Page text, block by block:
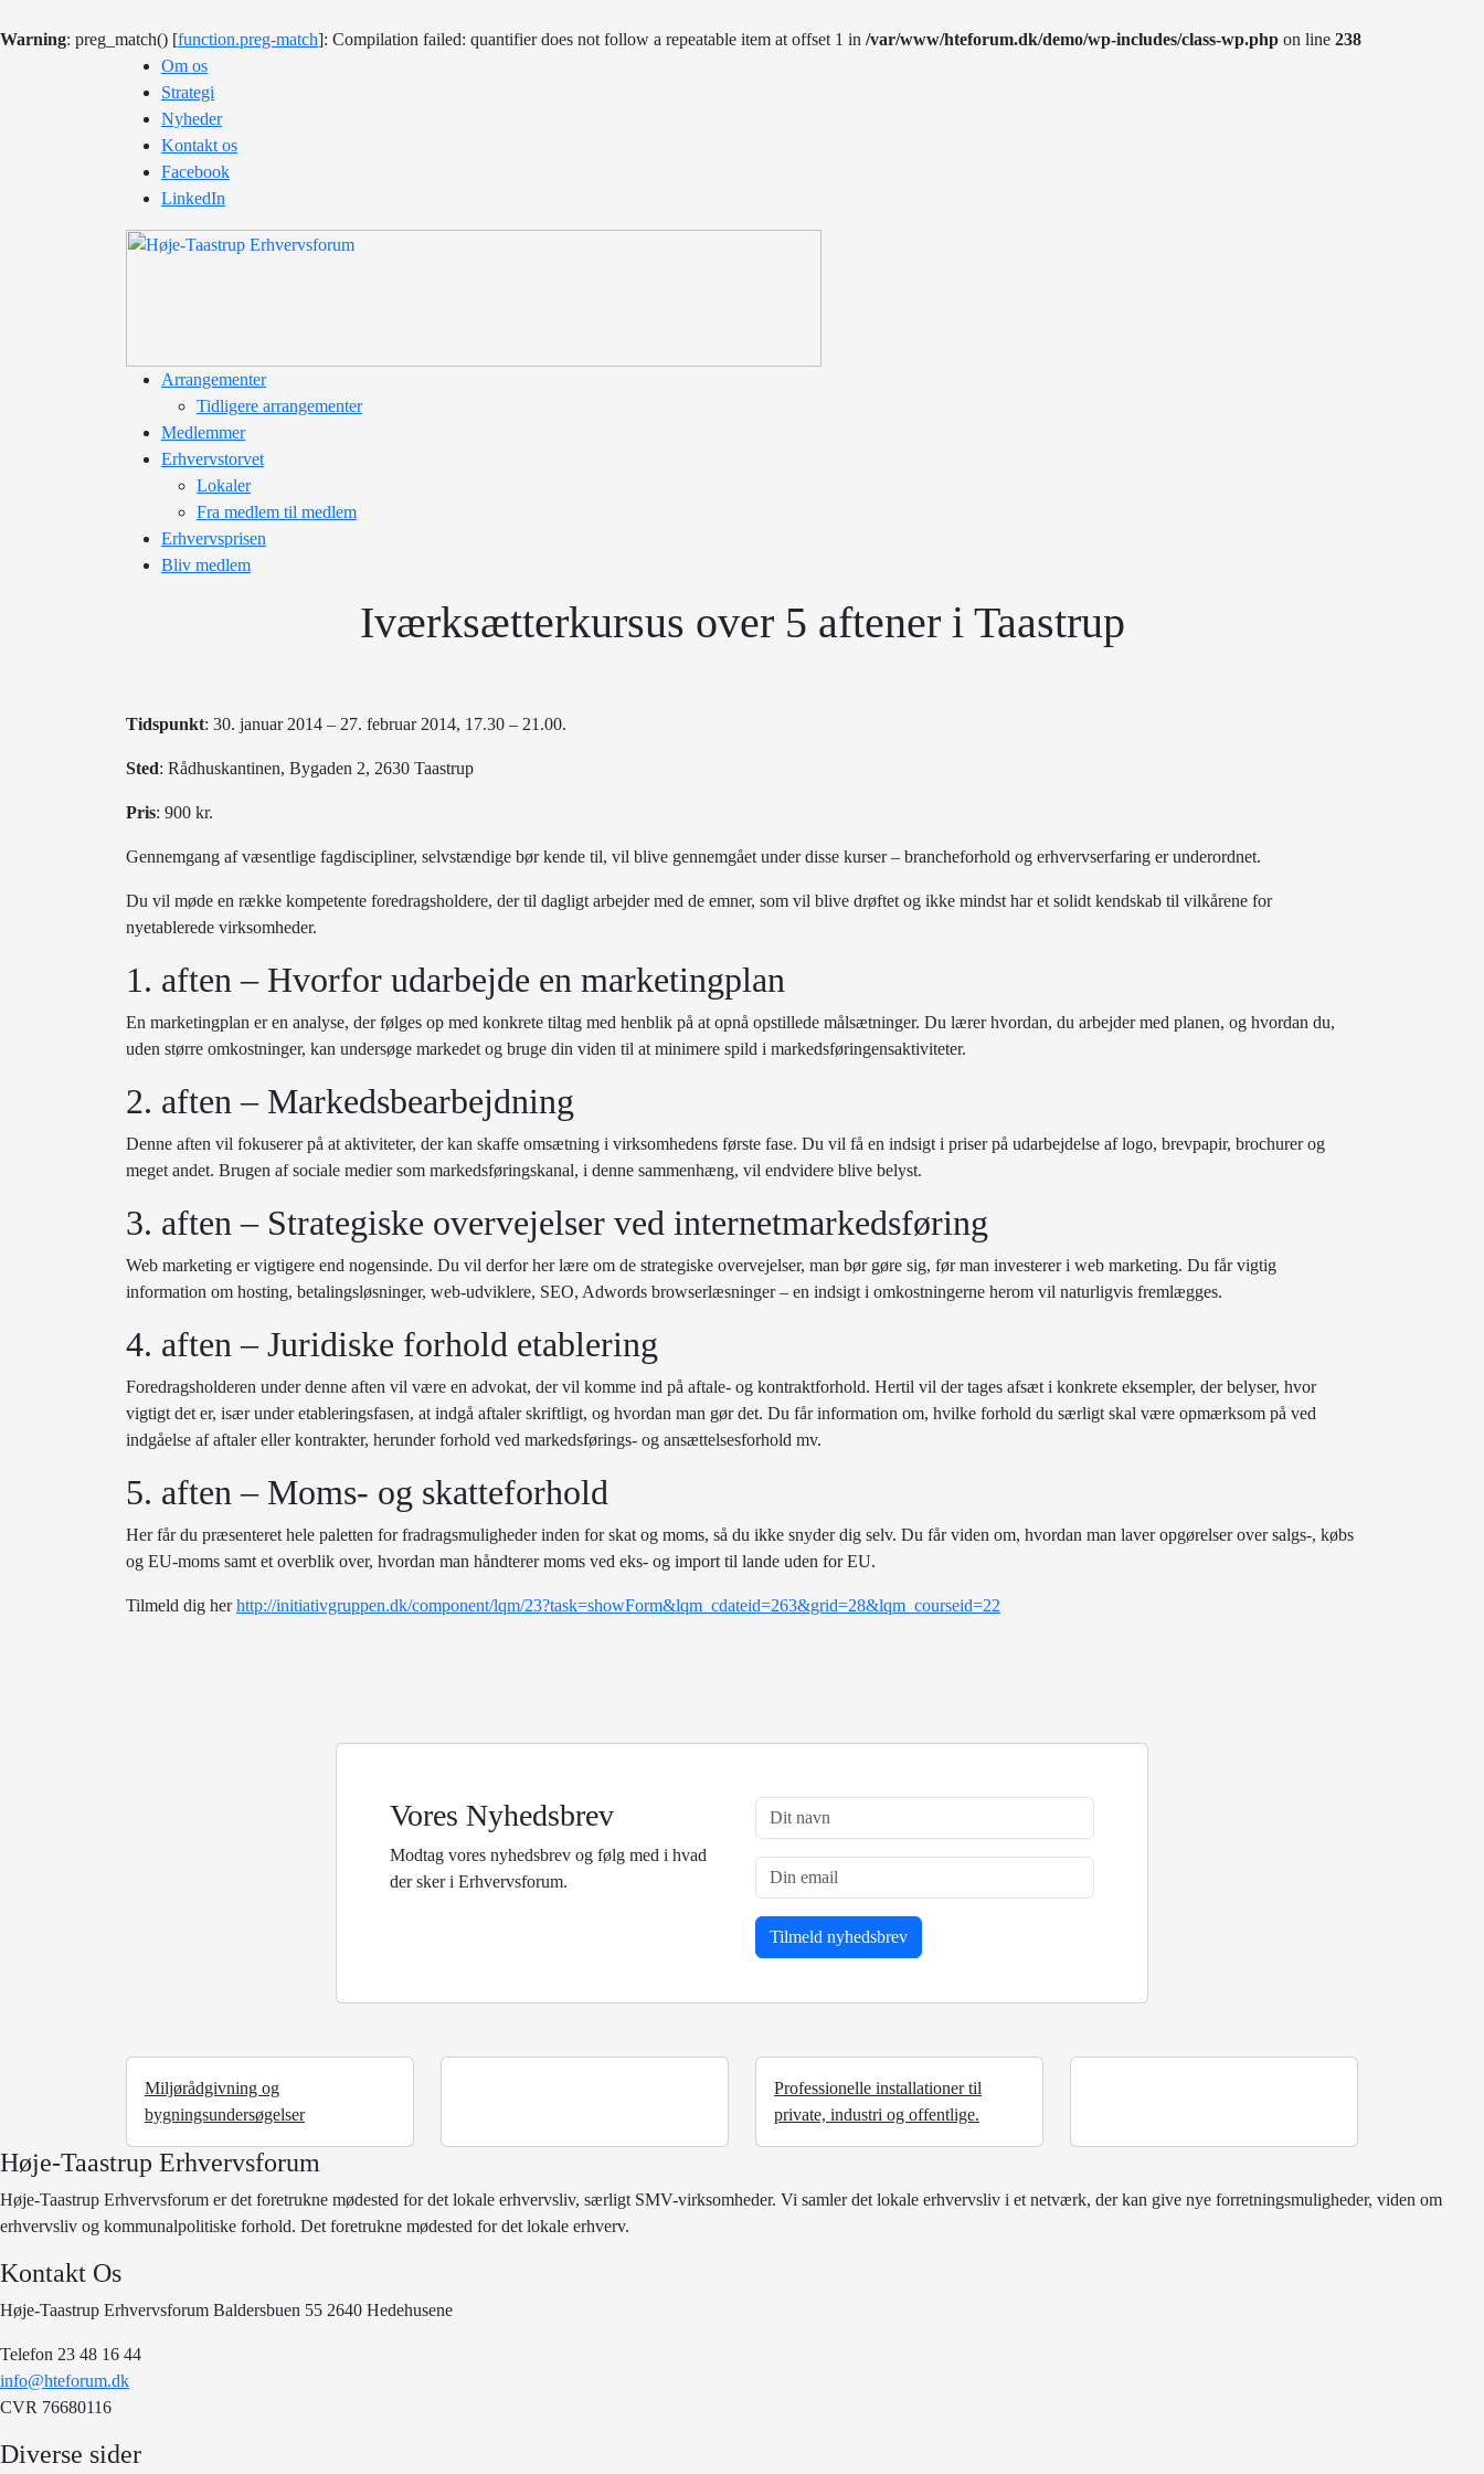
Warning: preg_match() [function.preg-match]: Compilation failed: quantifier does not follow a repeatable item at offset 1 in /var/www/hteforum.dk/demo/wp-includes/class-wp.php on line 238
Om os
Strategi
Nyheder
Kontakt os
Facebook
LinkedIn
Arrangementer
Tidligere arrangementer
Medlemmer
Erhvervstorvet
Lokaler
Fra medlem til medlem
Erhvervsprisen
Bliv medlem
Iværksætterkursus over 5 aftener i Taastrup
Tidspunkt: 30. januar 2014 – 27. februar 2014, 17.30 – 21.00.
Sted: Rådhuskantinen, Bygaden 2, 2630 Taastrup
Pris: 900 kr.
Gennemgang af væsentlige fagdiscipliner, selvstændige bør kende til, vil blive gennemgået under disse kurser – brancheforhold og erhvervserfaring er underordnet.
Du vil møde en række kompetente foredragsholdere, der til dagligt arbejder med de emner, som vil blive drøftet og ikke mindst har et solidt kendskab til vilkårene for
nyetablerede virksomheder.
1. aften – Hvorfor udarbejde en marketingplan
En marketingplan er en analyse, der følges op med konkrete tiltag med henblik på at opnå opstillede målsætninger. Du lærer hvordan, du arbejder med planen, og hvordan du,
uden større omkostninger, kan undersøge markedet og bruge din viden til at minimere spild i markedsføringensaktiviteter.
2. aften – Markedsbearbejdning
Denne aften vil fokuserer på at aktiviteter, der kan skaffe omsætning i virksomhedens første fase. Du vil få en indsigt i priser på udarbejdelse af logo, brevpapir, brochurer og
meget andet. Brugen af sociale medier som markedsføringskanal, i denne sammenhæng, vil endvidere blive belyst.
3. aften – Strategiske overvejelser ved internetmarkedsføring
Web marketing er vigtigere end nogensinde. Du vil derfor her lære om de strategiske overvejelser, man bør gøre sig, før man investerer i web marketing. Du får vigtig
information om hosting, betalingsløsninger, web-udviklere, SEO, Adwords browserlæsninger – en indsigt i omkostningerne herom vil naturligvis fremlægges.
4. aften – Juridiske forhold etablering
Foredragsholderen under denne aften vil være en advokat, der vil komme ind på aftale- og kontraktforhold. Hertil vil der tages afsæt i konkrete eksempler, der belyser, hvor
vigtigt det er, især under etableringsfasen, at indgå aftaler skriftligt, og hvordan man gør det. Du får information om, hvilke forhold du særligt skal være opmærksom på ved
indgåelse af aftaler eller kontrakter, herunder forhold ved markedsførings- og ansættelsesforhold mv.
5. aften – Moms- og skatteforhold
Her får du præsenteret hele paletten for fradragsmuligheder inden for skat og moms, så du ikke snyder dig selv. Du får viden om, hvordan man laver opgørelser over salgs-, købs
og EU-moms samt et overblik over, hvordan man håndterer moms ved eks- og import til lande uden for EU.
Tilmeld dig herhttp://initiativgruppen.dk/component/lqm/23?task=showForm&lqm_cdateid=263&grid=28&lqm_courseid=22
Vores Nyhedsbrev
Modtag vores nyhedsbrev og følg med i hvad
der sker i Erhvervsforum.
Miljørådgivning og
bygningsundersøgelser
Professionelle installationer til
private, industri og offentlige.
Høje-Taastrup Erhvervsforum
Høje-Taastrup Erhvervsforum er det foretrukne mødested for det lokale erhvervsliv, særligt SMV-virksomheder. Vi samler det lokale erhvervsliv i et netværk, der kan give nye forretningsmuligheder, viden om
erhvervsliv og kommunalpolitiske forhold. Det foretrukne mødested for det lokale erhverv.
Kontakt Os
Høje-Taastrup Erhvervsforum Baldersbuen 55 2640 Hedehusene
Telefon 23 48 16 44
info@hteforum.dk
CVR 76680116
Diverse sider